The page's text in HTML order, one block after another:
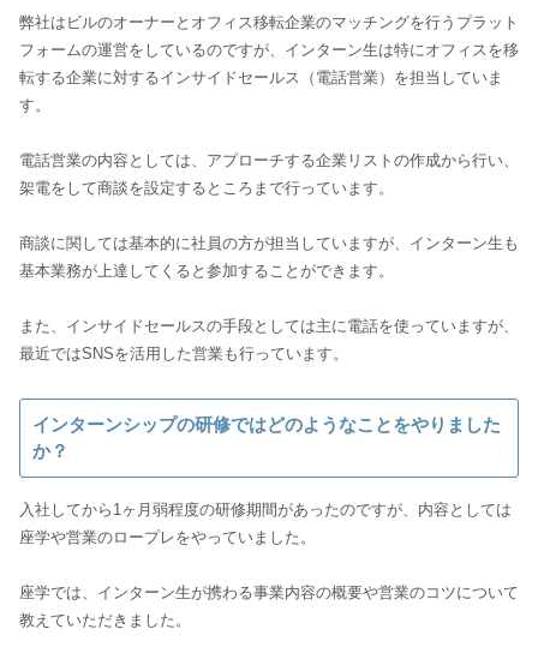
弊社はビルのオーナーとオフィス移転企業のマッチングを行うプラット
フォームの運営をしているのですが、インターン生は特にオフィスを移
転する企業に対するインサイドセールス（電話営業）を担当していま
す。
電話営業の内容としては、アプローチする企業リストの作成から行い、
架電をして商談を設定するところまで行っています。
商談に関しては基本的に社員の方が担当していますが、インターン生も
基本業務が上達してくると参加することができます。
また、インサイドセールスの手段としては主に電話を使っていますが、
インターンシップの研修ではどのようなことをやりました
か？
入社してから1ヶ月弱程度の研修期間があったのですが、内容としては
座学や営業のロープレをやっていました。
座学では、インターン生が携わる事業内容の概要や営業のコツについて
教えていただきました。